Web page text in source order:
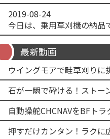
2019-08-24
最新動画